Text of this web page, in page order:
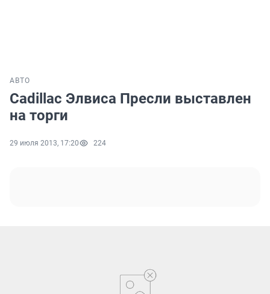
АВТО
Cadillac Элвиса Пресли выставлен
на торги
29 июля 2013, 17:20 224